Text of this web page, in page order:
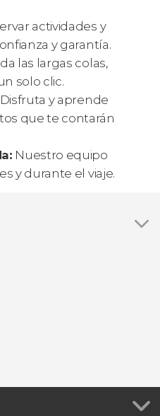
actividades y
y garantía.
las largas colas,
solo clic.
Disfruta y aprende
que te contarán
Nuestro equipo
y durante el viaje.